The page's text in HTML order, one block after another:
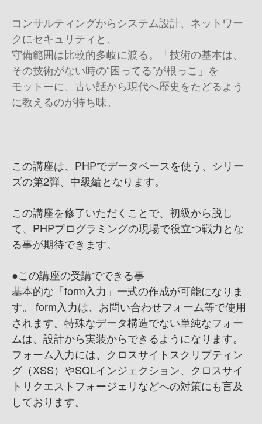
コンサルティングからシステム設計、ネットワー
クにセキュリティと、
守備範囲は比較的多岐に渡る。「技術の基本は、
その技術がない時の“困ってる”が根っこ」を
モットーに、古い話から現代へ歴史をたどるよう
に教えるのが持ち味。
この講座は、PHPでデータベースを使う、シリー
ズの第2弾、中級編となります。
この講座を修了いただくことで、初級から脱し
て、PHPプログラミングの現場で役立つ戦力とな
る事が期待できます。
●この講座の受講でできる事
基本的な「form入力」一式の作成が可能になりま
す。 form入力は、お問い合わせフォーム等で使用
されます。特殊なデータ構造でない単純なフォー
ムは、設計から実装からできるようになります。
フォーム入力には、クロスサイトスクリプティン
グ（XSS）やSQLインジェクション、クロスサイ
トリクエストフォージェリなどへの対策にも言及
しております。